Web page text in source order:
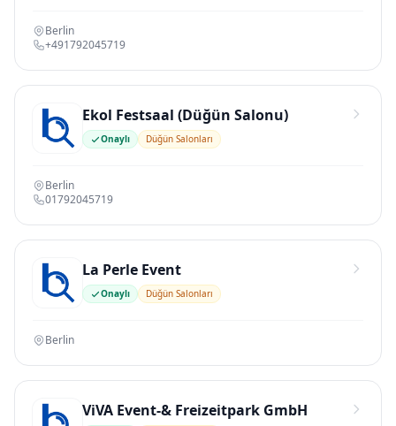
Berlin
+491792045719
Ekol Festsaal (Düğün Salonu)
Onaylı Düğün Salonları
Berlin
01792045719
La Perle Event
Onaylı Düğün Salonları
Berlin
ViVA Event-& Freizeitpark GmbH